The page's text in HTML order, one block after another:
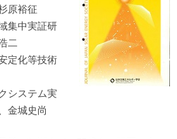
原裕征
集中実証研
二
定化等技術
システム実
金城史尚